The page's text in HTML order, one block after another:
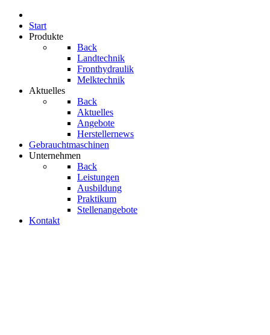
Start
Produkte
Back
Landtechnik
Fronthydraulik
Melktechnik
Aktuelles
Back
Aktuelles
Angebote
Herstellernews
Gebrauchtmaschinen
Unternehmen
Back
Leistungen
Ausbildung
Praktikum
Stellenangebote
Kontakt